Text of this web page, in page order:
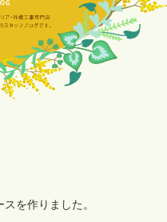
を作りました。